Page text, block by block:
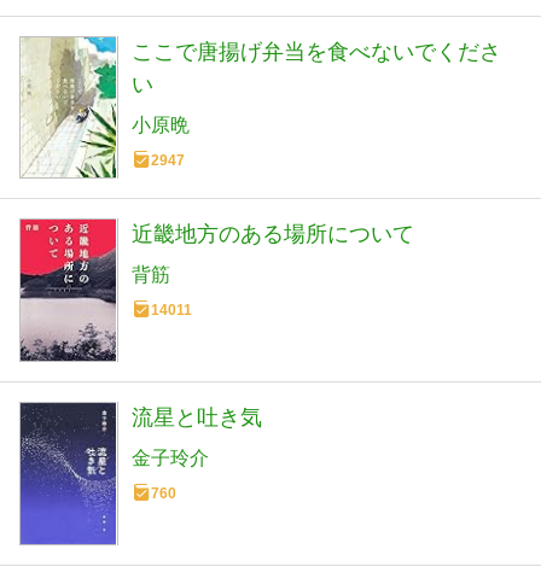
ここで唐揚げ弁当を食べないでくださ
い
小原晩
2947
近畿地方のある場所について
背筋
14011
流星と吐き気
金子玲介
760